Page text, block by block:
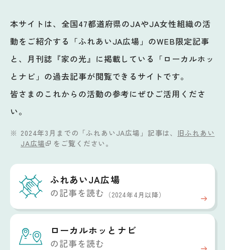
本サイトは、全国47都道府県のJAやJA女性組織の活
動をご紹介する「ふれあいJA広場」のWEB限定記事
と、月刊誌『家の光』に掲載している「ローカルホッ
とナビ」の過去記事が閲覧できるサイトです。
皆さまのこれからの活動の参考にぜひご活用くださ
い。
2024年3月までの「ふれあいJA広場」記事は、 旧ふれあい
JA広場
をご覧ください。
ふれあいJA広場
の記事を読む （2024年4月以降）
ローカルホッと ナビ
の記事を読む